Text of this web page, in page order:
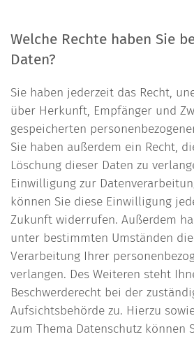
Welche Rechte haben Sie
Daten?
Sie haben jederzeit das Recht,
über Herkunft, Empfänger und
gespeicherten
Sie haben außerdem ein Recht,
Löschung dieser Daten zu
Einwilligung zur
können Sie diese Einwilligung
Zukunft widerrufen. Außerdem
unter bestimmten Umständen
Verarbeitung Ihrer
verlangen. Des Weiteren steht
Beschwerderecht bei der
Aufsichtsbehörde zu. Hierzu
zum Thema Datenschutz können